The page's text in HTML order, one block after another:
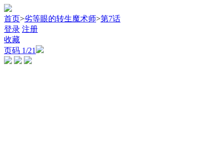
首页>劣等眼的转生魔术师>第7话
登录 注册
收藏
页码 1/21